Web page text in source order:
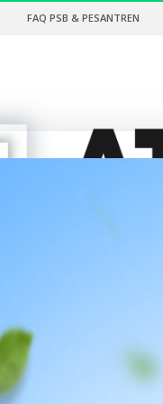
FAQ PSB & PESANTREN
LENTERA HATI